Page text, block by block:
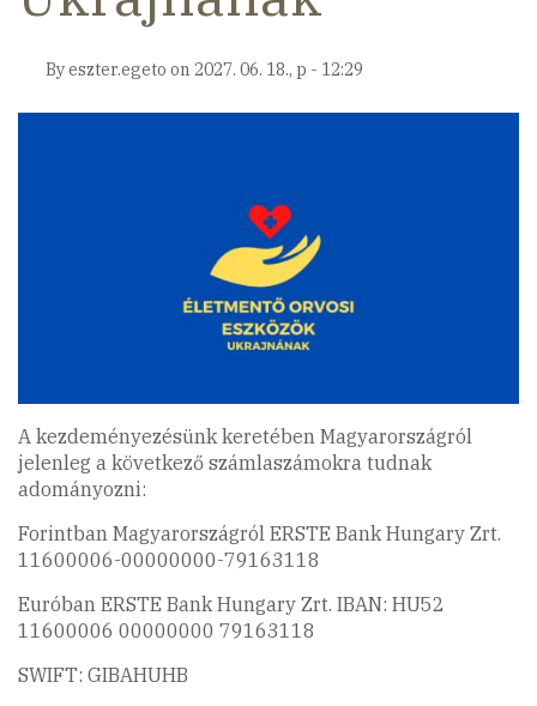
Byeszter.egeto on 2027. 06. 18., p - 12:29
A kezdeményezésünk keretében Magyarországról
jelenleg a következő számlaszámokra tudnak
adományozni:
Forintban Magyarországról ERSTE Bank Hungary Zrt.
11600006-00000000-79163118
Euróban ERSTE Bank Hungary Zrt. IBAN: HU52
11600006 00000000 79163118
SWIFT: GIBAHUHB